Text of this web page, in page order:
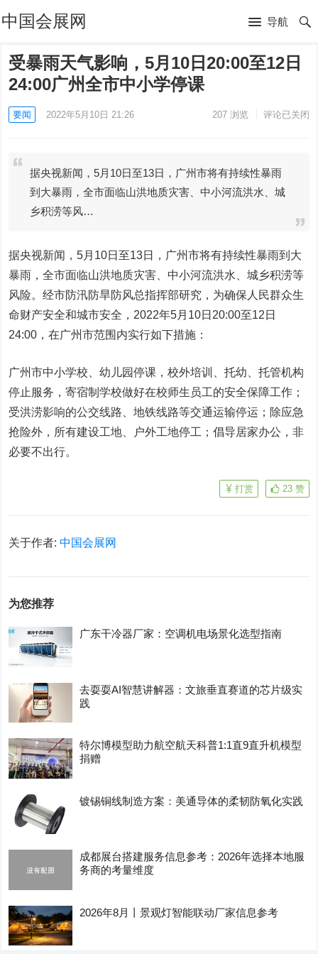
中国会展网 导航
受暴雨天气影响，5月10日20:00至12日
24:00广州全市中小学停课
要闻 2022年5月10日 21:26 207浏览 评论已关闭
据央视新闻，5月10日至13日，广州市将有持续性暴雨
到大暴雨，全市面临山洪地质灾害、中小河流洪水、城
乡积涝等风…
据央视新闻，5月10日至13日，广州市将有持续性暴雨到大
暴雨，全市面临山洪地质灾害、中小河流洪水、城乡积涝等
风险。经市防汛防旱防风总指挥部研究，为确保人民群众生
命财产安全和城市安全，2022年5月10日20:00至12日
24:00，在广州市范围内实行如下措施：
广州市中小学校、幼儿园停课，校外培训、托幼、托管机构
停止服务，寄宿制学校做好在校师生员工的安全保障工作；
受洪涝影响的公交线路、地铁线路等交通运输停运；除应急
抢险外，所有建设工地、户外工地停工；倡导居家办公，非
必要不出行。
23 赞
打赏
关于作者:中国会展网
为您推荐
广东干冷器厂家：空调机电场景化选型指南
去耍耍AI智慧讲解器：文旅垂直赛道的芯片级实
践
特尔博模型助力航空航天科普1:1直9直升机模型
捐赠
镀锡铜线制造方案：美通导体的柔韧防氧化实践
成都展台搭建服务信息参考：2026年选择本地服
务商的考量维度
2026年8月丨景观灯智能联动厂家信息参考